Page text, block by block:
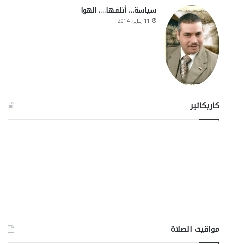
سياسة… أتلفها…. الهوا
11 يناير، 2014
كاريكاتير
مواقيت الصلاة